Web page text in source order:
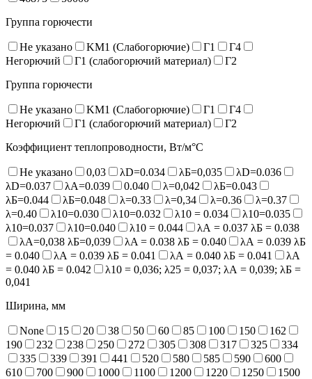
Группа горючести
Не указано KM1 (Слабогорючие) Г1
Г4
Негорючий
Г1 (слабогорючий материал)
Г2
Группа горючести
Не указано KM1 (Слабогорючие) Г1
Г4
Негорючий
Г1 (слабогорючий материал)
Г2
Коэффициент теплопроводности, Вт/м°С
Не указано 0,03 λD=0.034 λБ=0,035
λD=0.036
λD=0.037
λA=0.039 0.040 λ=0,042
λБ=0.043
λБ=0.044
λБ=0.048 λ=0.33 λ=0,34 λ=0.36
λ=0.37
λ=0.40
λ10=0.030 λ10=0.032 λ10 = 0.034
λ10=0.035
λ10=0.037
λ10=0.040 λ10 = 0.044
λА = 0.037 λБ = 0.038
λА=0,038 λБ=0,039
λA = 0.038 λБ = 0.040
λА = 0.039 λБ
= 0.040
λА = 0.039 λБ = 0.041 λА = 0.040 λБ = 0.041
λА
= 0.040 λБ = 0.042
λ10 = 0,036; λ25 = 0,037; λА = 0,039; λБ =
0,041
Ширина, мм
None 15 20 38 50 60 85 100 150
162
190
232 238 250 272 305 308 317 325
334
335
339 391 441 520 580 585 590
600
610
700 900 1000 1100 1200 1220 1250
1500